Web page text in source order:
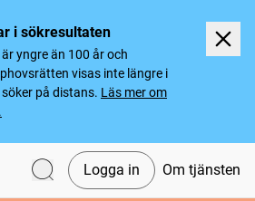
i sökresultaten
yngre än 100 år och
visas inte längre i
på distans. Läs mer om
Logga in Om tjänsten